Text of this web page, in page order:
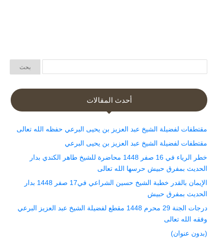
أحدث المقالات
مقتطفات لفضيلة الشيخ عبد العزيز بن يحيى البرعي حفظه الله تعالى
مقتطفات لفضيلة الشيخ عبد العزيز بن يحيى البرعي
خطر الرياء في 16 صفر 1448 محاضرة للشيخ طاهر الكندي بدار
الحديث بمفرق حبيش حرسها الله تعالى
الإيمان بالقدر خطبة الشيخ حسين الشراعي في17 صفر 1448 بدار
الحديث بمفرق حبيش
درجات الجنة 29 محرم 1448 مقطع لفضيلة الشيخ عبد العزيز البرعي
وفقه الله تعالى
(بدون عنوان)